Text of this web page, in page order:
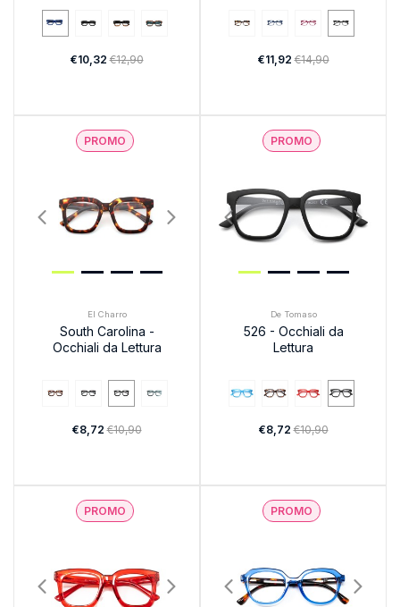
€10,32€12,90 €11,92€14,90
PROMO
El Charro
South Carolina -
Occhiali da Lettura
€8,72€10,90
PROMO
De Tomaso
526 - Occhiali da
Lettura
€8,72€10,90
PROMO PROMO